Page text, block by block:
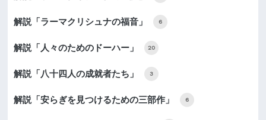
解説「ラーマクリシュナの福音」 6
解説「人々のためのドーハー」 20
解説「八十四人の成就者たち」 3
解説「安らぎを見つけるための三部作」 6